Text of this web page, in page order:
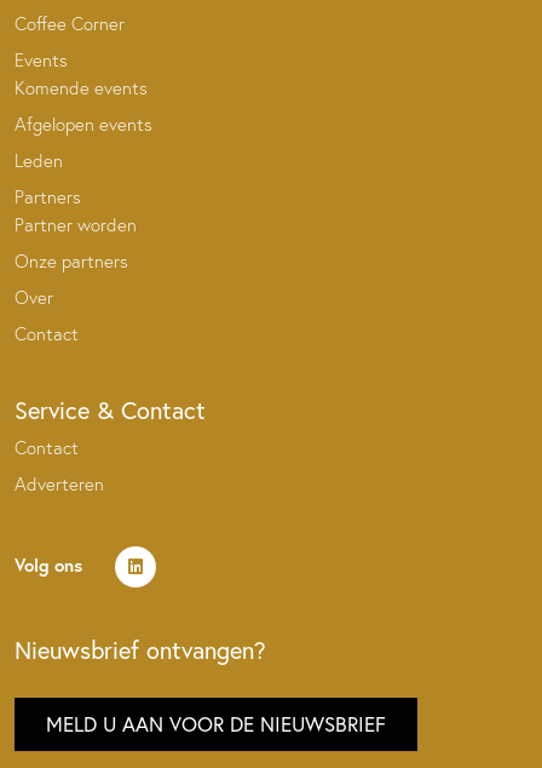
Coffee Corner
Events
Komende events
Afgelopen events
Leden
Partners
Partner worden
Onze partners
Over
Contact
Service & Contact
Contact
Adverteren
Volg ons
Nieuwsbrief ontvangen?
MELD U AAN VOOR DE NIEUWSBRIEF